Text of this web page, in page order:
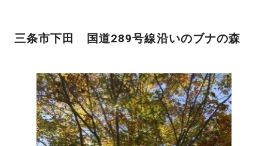
三条市下田 国道289号線沿いのブナの森